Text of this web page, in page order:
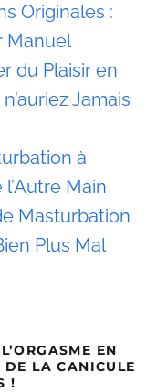
Originales :
Manuel
du Plaisir en
Jamais
à
Main
Masturbation
Plus Mal
EN
DE LA CANICULE
!